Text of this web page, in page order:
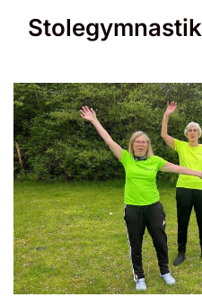
Stolegymnastik